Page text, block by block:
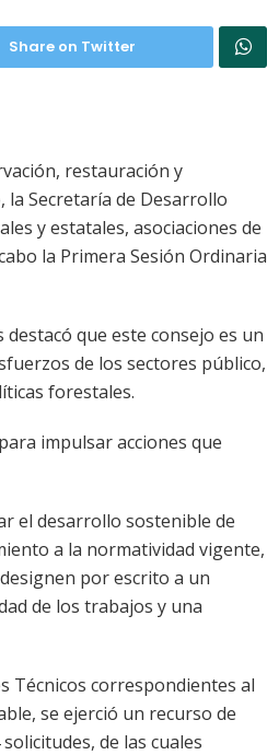
Share on Twitter
restauración y
Secretaría de Desarrollo
y estatales, asociaciones de
la Primera Sesión Ordinaria
que este consejo es un
de los sectores público,
forestales.
impulsar acciones que
el desarrollo sostenible de
a la normatividad vigente,
por escrito a un
de los trabajos y una
Técnicos correspondientes al
se ejerció un recurso de
de las cuales